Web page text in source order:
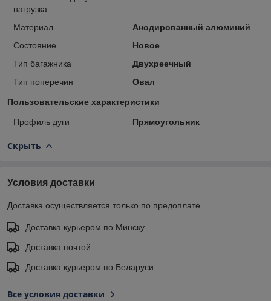
нагрузка
Материал
Анодированный алюминий
Состояние
Новое
Тип багажника
Двухреечный
Тип поперечин
Овал
Пользовательские характеристики
Профиль дуги Прямоугольник
Скрыть
Условия доставки
Доставка осуществляется только по предоплате.
Доставка курьером по Минску
Доставка почтой
Доставка курьером по Беларуси
Все условия доставки